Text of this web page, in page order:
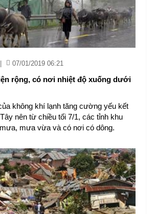
07/01/2019 06:21
rộng, có nơi nhiệt độ xuống dưới
không khí lạnh tăng cường yếu kết
nên từ chiều tối 7/1, các tỉnh khu
mưa vừa và có nơi có dông.